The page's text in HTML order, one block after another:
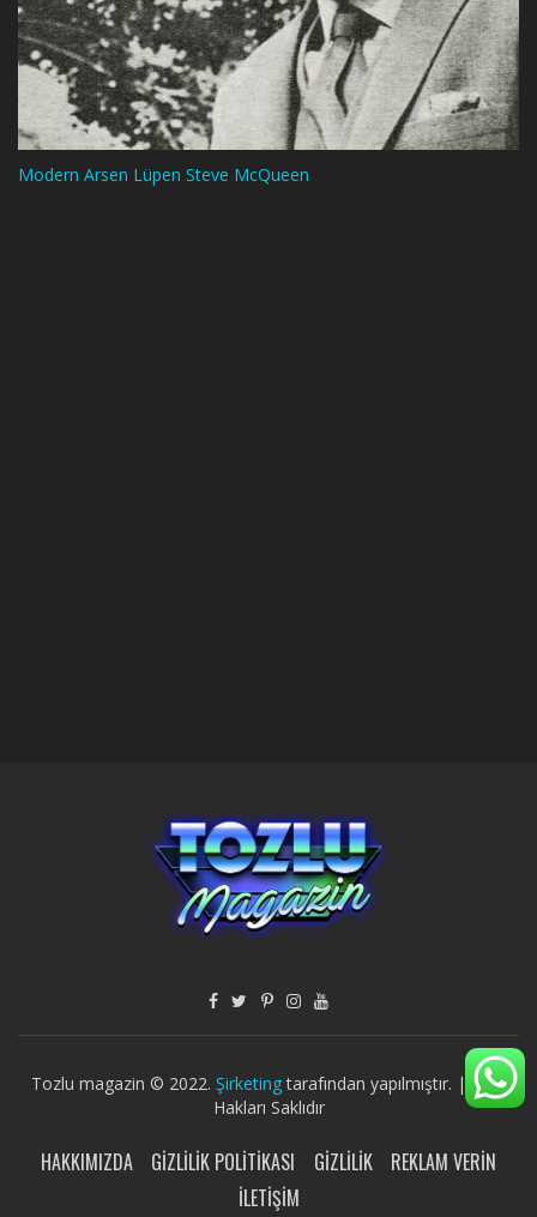
Modern Arsen Lüpen Steve McQueen
Tozlu magazin © 2022. Şirketingtarafından yapılmıştır. | Tüm
Hakları Saklıdır
HAKKIMIZDA GIZLILIK POLITIKASI GIZLILIK
REKLAM VERIN
İLETIŞIM